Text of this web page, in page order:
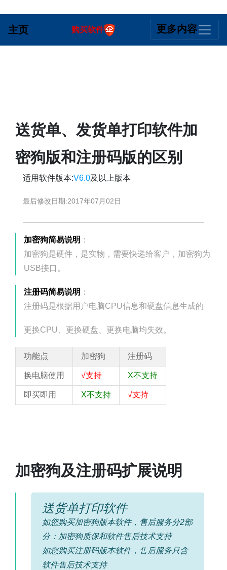
主页 购买软件 更多内容
送货单、发货单打印软件加
密狗版和注册码版的区别
适用软件版本:V6.0及以上版本
最后修改日期:2017年07月02日
加密狗简易说明 ：
加密狗是硬件，是实物，需要快递给客户，加密狗为
USB接口。
注册码简易说明 ：
注册码是根据用户电脑CPU信息和硬盘信息生成的
更换CPU、更换硬盘、更换电脑均失效。
功能点 加密狗 注册码
换电脑使用 √支持 X不支持
即买即用 X不支持 √支持
加密狗及注册码扩展说明
送货单打印软件
如您购买加密狗版本软件，售后服务分2部
分：加密狗质保和软件售后技术支持
如您购买注册码版本软件，售后服务只含
软件售后技术支持